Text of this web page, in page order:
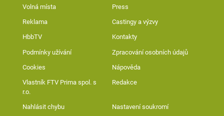
Volná místa Press
Reklama Castingy a výzvy
HbbTV Kontakty
Podmínky užívání Zpracování osobních údajů
Cookies Nápověda
Vlastník FTV Prima spol. s
r.o.
Redakce
Nahlásit chybu Nastavení soukromí